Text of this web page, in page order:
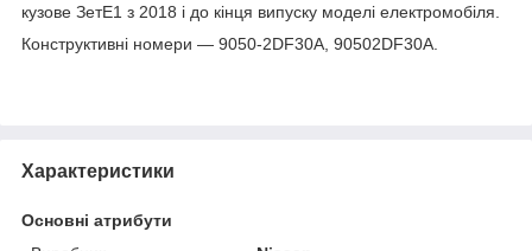
кузове ЗетЕ1 з 2018 і до кінця випуску моделі електромобіля.
Конструктивні номери — 9050-2DF30A, 90502DF30A.
Характеристики
Основні атрибути